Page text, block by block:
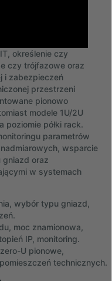
gniazd. Należy
urządzeń,
oraz ewentualną
typu i liczby gniazd
określenie czy
czy trójfazowe oraz
i zabezpieczeń
przestrzeni
pionowo
modele 1U/2U
poziomie półki rack.
parametrów
wsparcie
gniazd oraz
w systemach
wybór typu gniazd,
moc znamionowa,
IP, monitoring.
U pionowe,
technicznych.